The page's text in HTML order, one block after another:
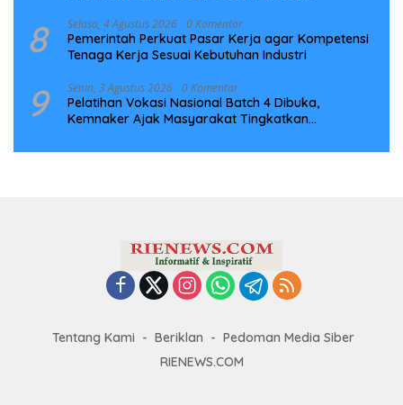
8 Selasa, 4 Agustus 2026 0 Komentar
Pemerintah Perkuat Pasar Kerja agar Kompetensi
Tenaga Kerja Sesuai Kebutuhan Industri
9 Senin, 3 Agustus 2026 0 Komentar
Pelatihan Vokasi Nasional Batch 4 Dibuka,
Kemnaker Ajak Masyarakat Tingkatkan
Tentang Kami Beriklan
Pedoman Media Siber
RIENEWS.COM